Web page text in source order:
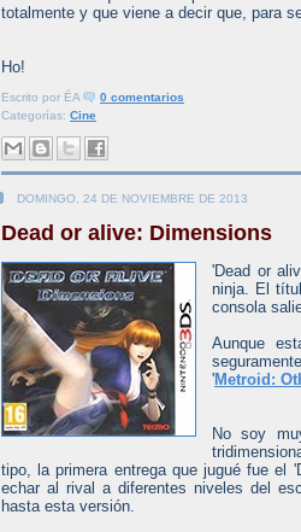
totalmente y que viene a decir que, para
Ho!
Escrito por ÉA
0 comentarios
Categorías: Cine
DOMINGO, 24 DE NOVIEMBRE DE 2013
Dead or alive: Dimensions
'Dead or
ninja. El
consola
Aunque
'Metroid:
No soy
tipo, la primera entrega que jugué fue el
echar al rival a diferentes niveles del
hasta esta versión.